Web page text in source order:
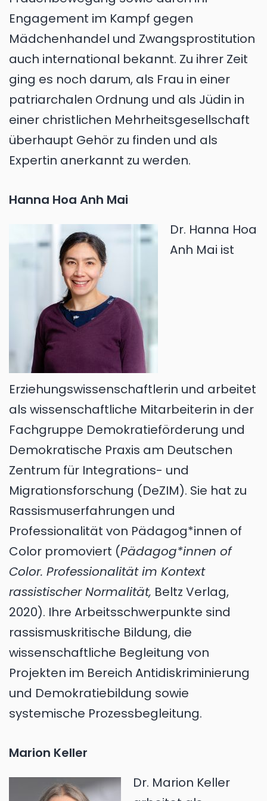
Engagement im Kampf gegen
Mädchenhandel und Zwangsprostitution
auch international bekannt. Zu ihrer Zeit
ging es noch darum, als Frau in einer
patriarchalen Ordnung und als Jüdin in
einer christlichen Mehrheitsgesellschaft
überhaupt Gehör zu finden und als
Expertin anerkannt zu werden.
Hanna Hoa Anh Mai
Dr. Hanna Hoa
Anh Mai ist
Erziehungswissenschaftlerin und arbeitet
als wissenschaftliche Mitarbeiterin in der
Fachgruppe Demokratieförderung und
Demokratische Praxis am Deutschen
Zentrum für Integrations- und
Migrationsforschung (DeZIM). Sie hat zu
Rassismuserfahrungen und
Professionalität von Pädagog*innen of
Color promoviert (Pädagog*innen of
Color. Professionalität im Kontext
rassistischer Normalität, Beltz Verlag,
2020). Ihre Arbeitsschwerpunkte sind
rassismuskritische Bildung, die
wissenschaftliche Begleitung von
Projekten im Bereich Antidiskriminierung
und Demokratiebildung sowie
systemische Prozessbegleitung.
Marion Keller
Dr. Marion Keller